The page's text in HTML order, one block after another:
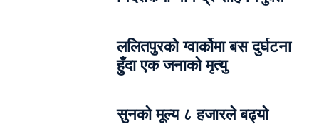
ललितपुरको ग्वार्कोमा बस दुर्घटना
हुँदा एक जनाको मृत्यु
सुनको मूल्य ८ हजारले बढ्यो